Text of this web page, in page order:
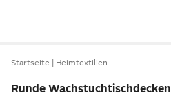
Startseite Heimtextilien
Runde Wachstuchtischdecken